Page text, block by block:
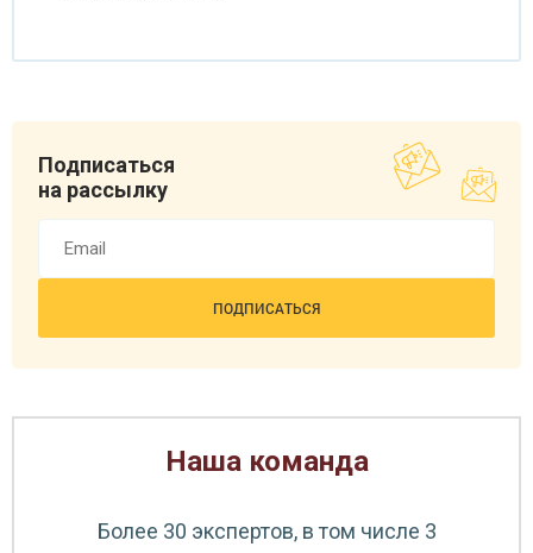
Подписаться
на рассылку
Наша команда
Более 30 экспертов, в том числе 3
Чеченева Татьяна Борисовна
Емелина Ольга Васильевна